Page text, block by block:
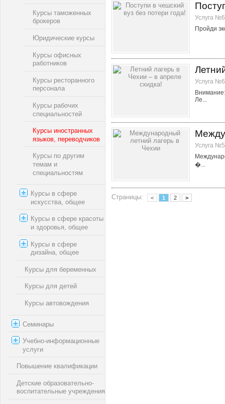
Курсы таможенных
брокеров
Юридические курсы
Курсы офисных
работников
Курсы ресторанного
персонала
Курсы рабочих
специальностей
Курсы иностранных
языков, переводчиков
Курсы по другим
темам и
специальностям
Курсы в сфере
искусства, общее
Курсы в сфере красоты
и здоровья, общее
Курсы в сфере
дизайна, общее
Курсы для беременных
Курсы для детей
Курсы автовождения
Семинары
Учебно-информационные
услуги
Повышение квалификации
Детские образовательно-
воспитательные учреждения
Услуга
Пройди
Услуга
Ле...
Услуга
�...
Страницы: < 1 2 >